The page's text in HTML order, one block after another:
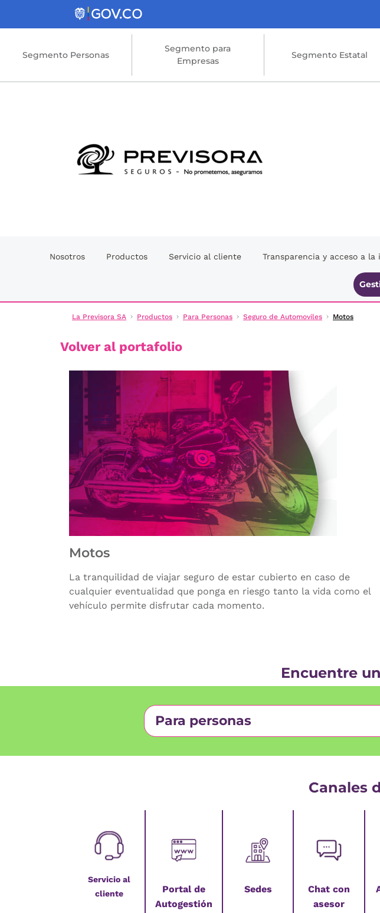
Saltar al contenido principal
Segmento Personas
Segmento para
Empresas
Segmento Estatal
Nosotros Productos Servicio al cliente Transparencia y acceso a
La Previsora SA Productos Para Personas Seguro de Automoviles Motos
Volver al portafolio
Motos
La tranquilidad de viajar seguro de estar cubierto en caso de
cualquier eventualidad que ponga en riesgo tanto la vida como el
vehículo permite disfrutar cada momento.
Encuentre
Para personas
Canales
Servicio al
cliente
Portal de
Autogestión
Sedes
Chat con
asesor